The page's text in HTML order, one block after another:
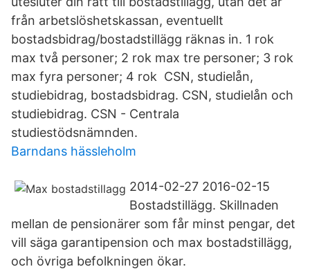
från arbetslöshetskassan, eventuellt
bostadsbidrag/bostadstillägg räknas in. 1 rok
max två personer; 2 rok max tre personer; 3 rok
max fyra personer; 4 rok CSN, studielån,
studiebidrag, bostadsbidrag. CSN, studielån och
studiebidrag. CSN - Centrala
studiestödsnämnden.
Barndans hässleholm
2014-02-27 2016-02-15
Bostadstillägg. Skillnaden
mellan de pensionärer som får minst pengar, det
vill säga garantipension och max bostadstillägg,
och övriga befolkningen ökar.